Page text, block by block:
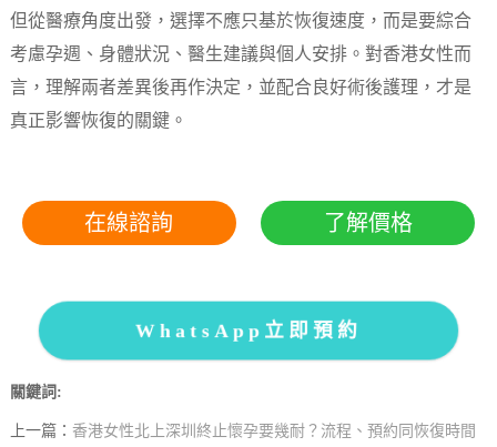
但從醫療角度出發，選擇不應只基於恢復速度，而是要綜合
考慮孕週、身體狀況、醫生建議與個人安排。對香港女性而
言，理解兩者差異後再作決定，並配合良好術後護理，才是
真正影響恢復的關鍵。
在線諮詢 了解價格
WhatsApp立即預約
關鍵詞:
上一篇： 香港女性北上深圳終止懷孕要幾耐？流程、預約同恢復時間